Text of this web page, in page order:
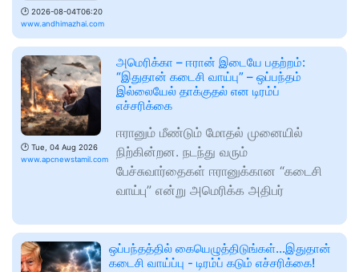
🕑 2026-08-04T06:20
www.andhimazhai.com
🕑 Tue, 04 Aug 2026
www.apcnewstamil.com
அமெரிக்கா – ஈரான் இடையே பதற்றம்:
“இதுதான் கடைசி வாய்பு” – ஒப்பந்தம்
இல்லையேல் தாக்குதல் என டிரம்ப்
எச்சரிக்கை
ஈரானும் மீண்டும் மோதல் முனையில்
நிற்கின்றன. நடந்து வரும்
பேச்சுவார்தைகள் ஈரானுக்கான “கடைசி
வாய்பு” என்று அமெரிக்க அதிபர்
ஒப்பந்தத்தில் கையெழுத்திடுங்கள்...இதுதான்
கடைசி வாய்ப்பு - டிரம்ப் கடும் எச்சரிக்கை!